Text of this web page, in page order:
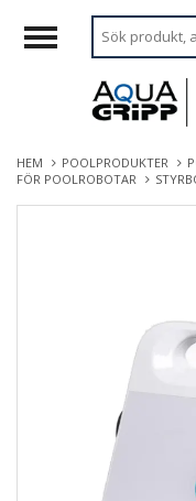
HEM POOLPRODUKTER
FÖR POOLROBOTAR